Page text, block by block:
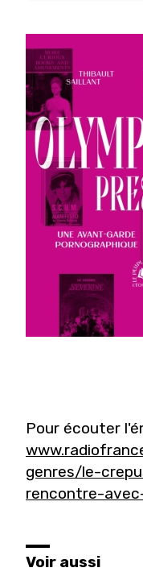
Pour écouter
genres/le-
rencontre-
Voir aussi